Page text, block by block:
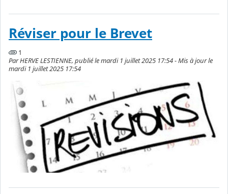
Réviser pour le Brevet
1
Par HERVE LESTIENNE, publié le mardi 1 juillet 2025 17:54 - Mis à jour le
mardi 1 juillet 2025 17:54